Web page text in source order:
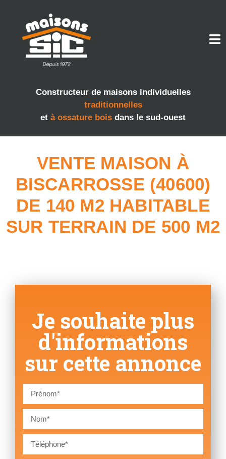
Constructeur de maisons individuelles
traditionnelles
et à ossature bois dans le sud-ouest
VENTE MAISON À
BISCARROSSE (40600)
DE 140 M2 HABITABLE
SUR TERRAIN DE 500 M2
Je souhaite plus
d'informations
sur cette annonce